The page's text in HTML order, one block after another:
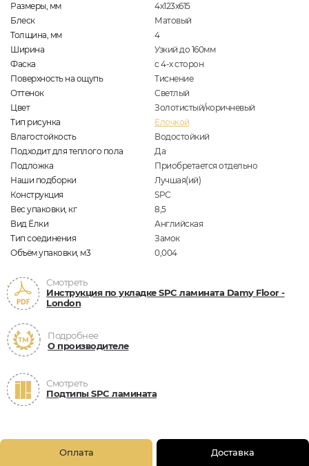
Размеры, мм
4х123х615
Блеск
Матовый
Толщина, мм
4
Ширина
Узкий до 160мм
Фаска
с 4-х сторон
Поверхность на ощупь
Тиснение
Оттенок
Светлый
Цвет
Золотистый/коричневый
Тип рисунка
Елочкой
Влагостойкость
Водостойкий
Подходит для теплого пола
Да
Подложка
Приобретается отдельно
Наши подборки
Лучшая(ий)
Конструкция
SPC
Вес упаковки, кг
8,5
Вид Ёлки
Английская
Тип соединения
Замок
Объём упаковки, м3
0,004
Смотреть
Инструкция по укладке SPC ламината Damy Floor -
London
Подробнее
О производителе
Смотреть
Подтипы SPC ламината
Оплата Доставка